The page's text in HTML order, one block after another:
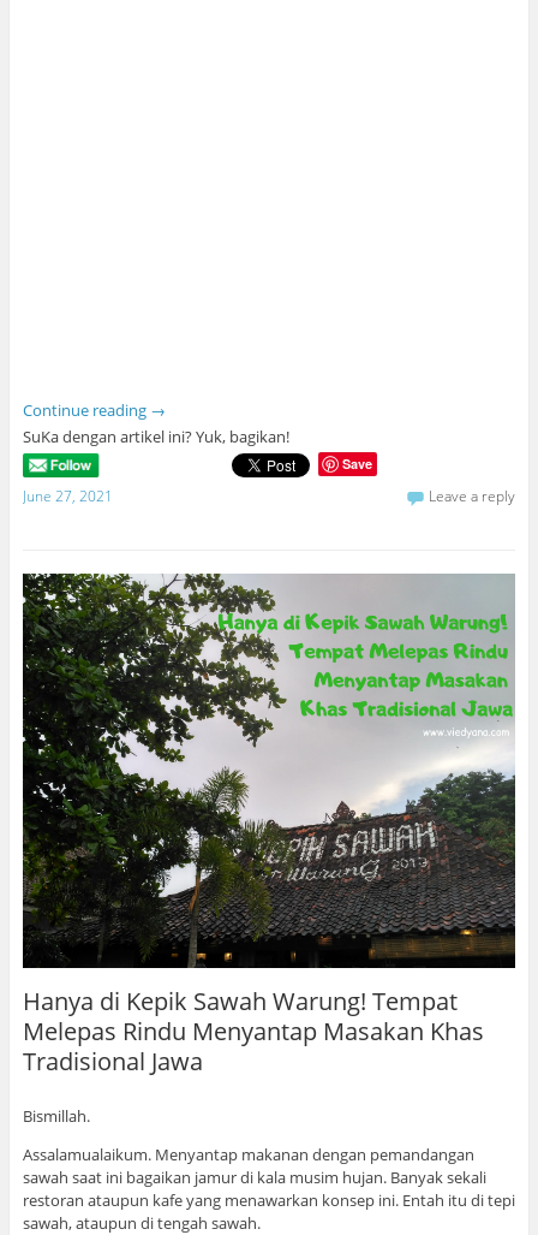
Continue reading →
SuKa dengan artikel ini? Yuk, bagikan!
Save
June 27, 2021 Leave a reply
Hanya di Kepik Sawah Warung! Tempat
Melepas Rindu Menyantap Masakan Khas
Tradisional Jawa
Bismillah.
Assalamualaikum. Menyantap makanan dengan pemandangan
sawah saat ini bagaikan jamur di kala musim hujan. Banyak sekali
restoran ataupun kafe yang menawarkan konsep ini. Entah itu di tepi
sawah, ataupun di tengah sawah.